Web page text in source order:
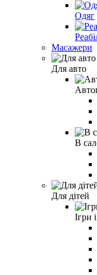
Одяг
Масажери
Для авто
В
Для дітей
Ігри